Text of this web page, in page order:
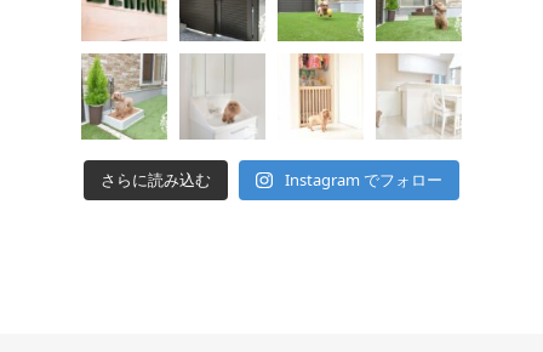
さらに読み込む Instagram でフォロー